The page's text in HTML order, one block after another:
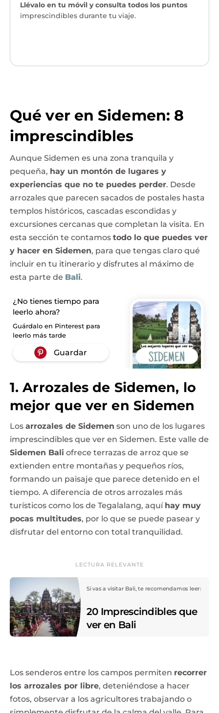
Llévalo en tu móvil y consulta todos los puntos
imprescindibles durante tu viaje.
Qué ver en Sidemen: 8
imprescindibles
Aunque Sidemen es una zona tranquila y
pequeña, hay un montón de lugares y
experiencias que no te puedes perder. Desde
arrozales que parecen sacados de postales hasta
templos históricos, cascadas escondidas y
excursiones cercanas que completan la visita. En
esta sección te contamos todo lo que puedes ver
y hacer en Sidemen, para que tengas claro qué
incluir en tu itinerario y disfrutes al máximo de
esta parte de Bali.
¿No tienes tiempo para
leerlo ahora?
Guárdalo en Pinterest para
leerlo más tarde
1. Arrozales de Sidemen, lo
mejor que ver en Sidemen
Los arrozales de Sidemen son uno de los lugares
imprescindibles que ver en Sidemen. Este valle de
Sidemen Bali ofrece terrazas de arroz que se
extienden entre montañas y pequeños ríos,
formando un paisaje que parece detenido en el
tiempo. A diferencia de otros arrozales más
turísticos como los de Tegalalang, aquí hay muy
pocas multitudes, por lo que se puede pasear y
disfrutar del entorno con total tranquilidad.
LECTURA RELEVANTE
Si vas a visitar Bali, te recomendamos leer:
20 Imprescindibles que
ver en Bali
Los senderos entre los campos permiten recorrer
los arrozales por libre, deteniéndose a hacer
fotos, observar a los agricultores trabajando o